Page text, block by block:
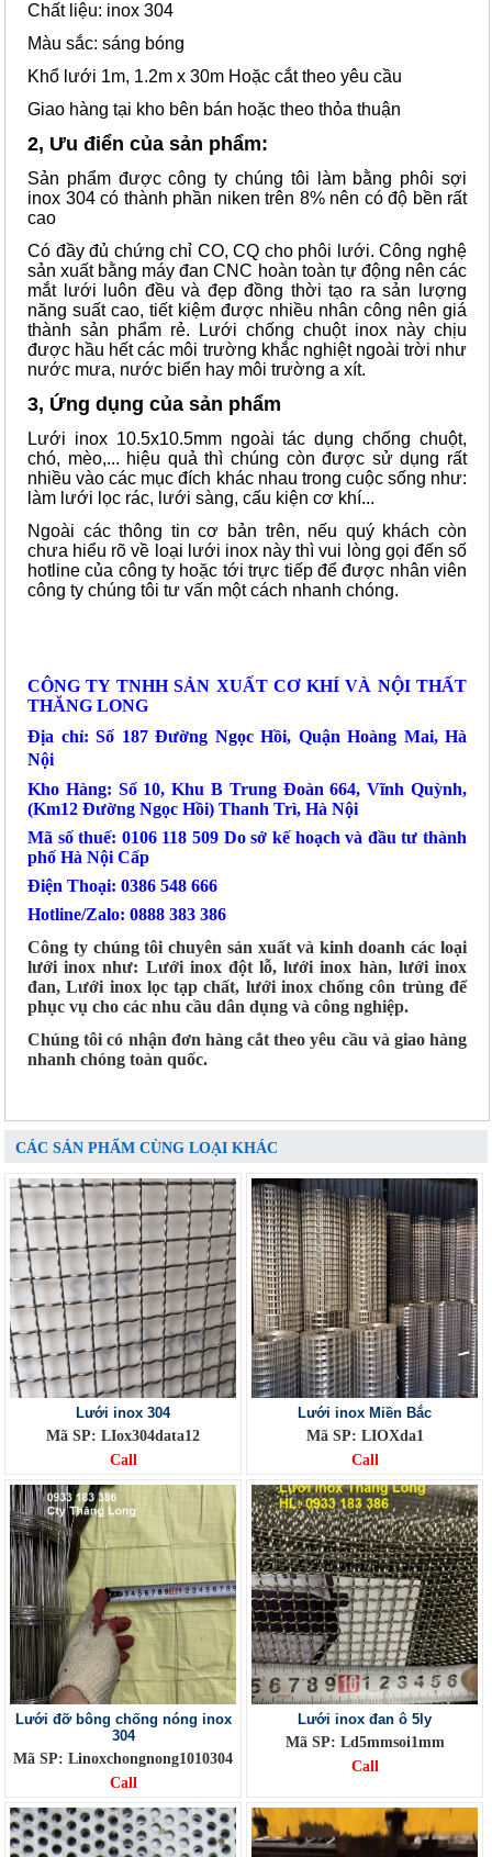
Chất liệu: inox 304
Màu sắc: sáng bóng
Khổ lưới 1m, 1.2m x 30m Hoặc cắt theo yêu cầu
Giao hàng tại kho bên bán hoặc theo thỏa thuận
2, Ưu điển của sản phẩm:
Sản phẩm được công ty chúng tôi làm bằng phôi sợi
inox 304 có thành phần niken trên 8% nên có độ bền rất
cao
Có đầy đủ chứng chỉ CO, CQ cho phôi lưới. Công nghệ
sản xuất bằng máy đan CNC hoàn toàn tự động nên các
mắt lưới luôn đều và đẹp đồng thời tạo ra sản lượng
năng suất cao, tiết kiệm được nhiều nhân công nên giá
thành sản phẩm rẻ. Lưới chống chuột inox này chịu
được hầu hết các môi trường khắc nghiệt ngoài trời như
nước mưa, nước biển hay môi trường a xít.
3, Ứng dụng của sản phẩm
Lưới inox 10.5x10.5mm ngoài tác dụng chống chuột,
chó, mèo,... hiệu quả thì chúng còn được sử dụng rất
nhiều vào các mục đích khác nhau trong cuộc sống như:
làm lưới lọc rác, lưới sàng, cấu kiện cơ khí...
Ngoài các thông tin cơ bản trên, nếu quý khách còn
chưa hiểu rõ về loại lưới inox này thì vui lòng gọi đến số
hotline của công ty hoặc tới trực tiếp để được nhân viên
công ty chúng tôi tư vấn một cách nhanh chóng.
CÔNG TY TNHH SẢN XUẤT CƠ KHÍ VÀ NỘI THẤT
THĂNG LONG
Địa chỉ: Số 187 Đường Ngọc Hồi, Quận Hoàng Mai, Hà
Nội
Kho Hàng: Số 10, Khu B Trung Đoàn 664, Vĩnh Quỳnh,
(Km12 Đường Ngọc Hồi) Thanh Trì, Hà Nội
Mã số thuế: 0106 118 509 Do sở kế hoạch và đầu tư thành
phố Hà Nội Cấp
Điện Thoại: 0386 548 666
Hotline/Zalo: 0888 383 386
Công ty chúng tôi chuyên sản xuất và kinh doanh các loại
lưới inox như: Lưới inox đột lỗ, lưới inox hàn, lưới inox
đan, Lưới inox lọc tạp chất, lưới inox chống côn trùng để
phục vụ cho các nhu cầu dân dụng và công nghiệp.
Chúng tôi có nhận đơn hàng cắt theo yêu cầu và giao hàng
nhanh chóng toàn quốc.
CÁC SẢN PHẨM CÙNG LOẠI KHÁC
Lưới inox 304
Mã SP: LIox304data12
Call
Lưới inox Miền Bắc
Mã SP: LIOXda1
Call
Lưới đỡ bông chống nóng inox
304
Mã SP: Linoxchongnong1010304
Call
Lưới inox đan ô 5ly
Mã SP: Ld5mmsoi1mm
Call